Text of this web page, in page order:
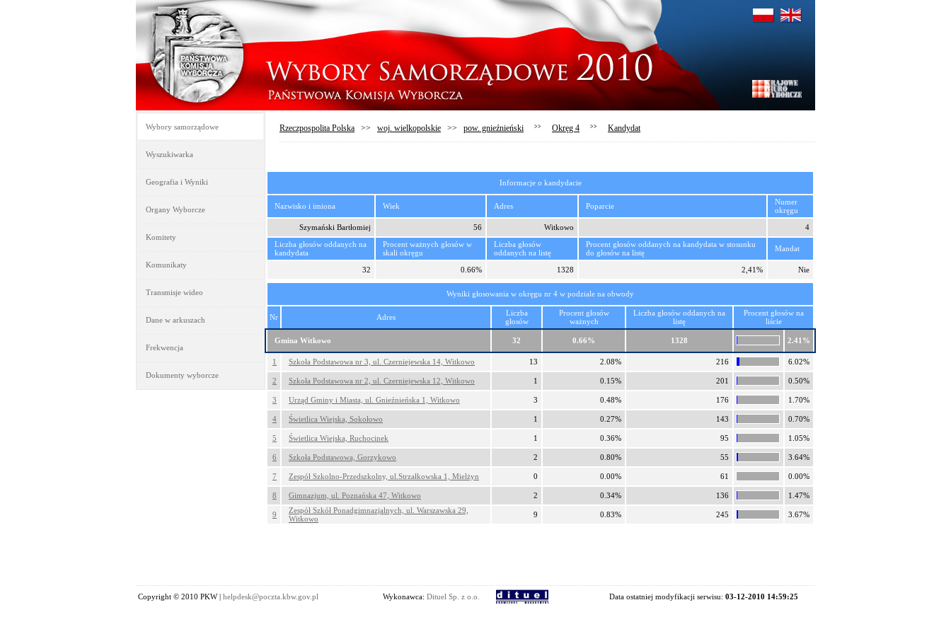
Wybory samorządowe
Wyszukiwarka
Geografia i Wyniki
Organy Wyborcze
Komitety
Komunikaty
Transmisje wideo
Dane w arkuszach
Frekwencja
Dokumenty wyborcze
Rzeczpospolita Polska >> woj. wielkopolskie >> pow. gnieźnieński >> Okręg 4 >> Kandydat
Informacje o kandydacie
Nazwisko i imiona Wiek Adres Poparcie
Numer
okręgu
Szymański Bartłomiej
56 Witkowo
4
Liczba głosów oddanych na
kandydata
Procent ważnych głosów w
skali okręgu
Liczba głosów
oddanych na listę
Procent głosów oddanych na kandydata w stosunku
do głosów na listę
Mandat
32 0.66% 1328 2,41% Nie
Wyniki głosowania w okręgu nr 4 w podziale na obwody
Nr Adres
Liczba
głosów
Procent głosów
ważnych
Liczba głosów oddanych na
listę
Procent głosów na
liście
Gmina Witkowo 32 0.66% 1328 2.41%
1 Szkoła Podstawowa nr 3, ul. Czerniejewska 14, Witkowo 13 2.08% 216 6.02%
2 Szkoła Podstawowa nr 2, ul. Czerniejewska 12, Witkowo 1 0.15% 201 0.50%
3 Urząd Gminy i Miasta, ul. Gnieźnieńska 1, Witkowo 3 0.48% 176 1.70%
4 Świetlica Wiejska, Sokołowo 1 0.27% 143 0.70%
5 Świetlica Wiejska, Ruchocinek 1 0.36% 95 1.05%
6 Szkoła Podstawowa, Gorzykowo 2 0.80% 55 3.64%
7 Zespół Szkolno-Przedszkolny, ul.Strzałkowska 1, Mielżyn 0 0.00% 61 0.00%
8 Gimnazjum, ul. Poznańska 47, Witkowo 2 0.34% 136 1.47%
9
Zespół Szkół Ponadgimnazjalnych, ul. Warszawska 29,
Witkowo
9 0.83% 245 3.67%
Copyright © 2010 PKW | helpdesk@poczta.kbw.gov.pl Wykonawca: Dituel Sp. z o.o. Data ostatniej modyfikacji serwisu: 03-12-2010 14:59:25